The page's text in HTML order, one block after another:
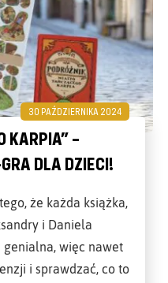
30 PAŹDZIERNIKA 2024
KARPIA” –
DLA DZIECI!
że każda książka,
i Daniela
genialna, więc nawet
i sprawdzać, co to